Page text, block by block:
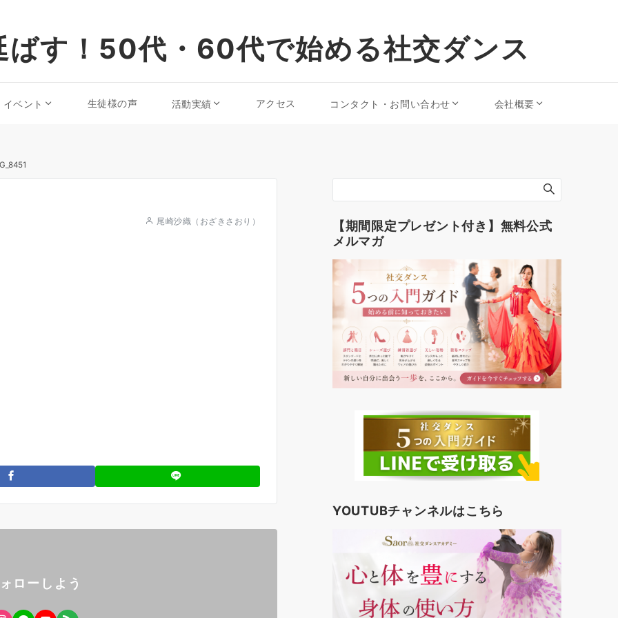
ばす！50代・60代で始める社交ダンス
ベント 生徒様の声 活動実績 アクセス コンタクト・お問い合わせ 会社概要
尾崎沙織（おざきさおり）
ローしよう
【期間限定プレゼント付き】無料公式
メルマガ
YOUTUBチャンネルはこちら